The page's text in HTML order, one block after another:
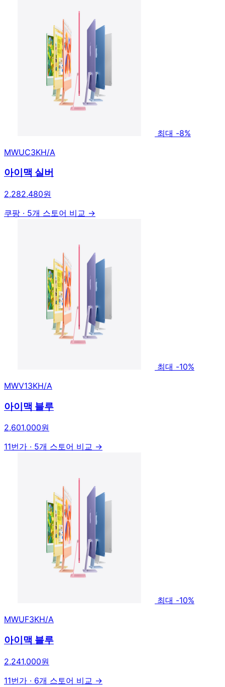
최대 -8%
MWUC3KH/A
아이맥 실버
2,282,480원
쿠팡 · 5개 스토어 비교 →
최대 -10%
MWV13KH/A
아이맥 블루
2,601,000원
11번가 · 5개 스토어 비교 →
최대 -10%
MWUF3KH/A
아이맥 블루
2,241,000원
11번가 · 6개 스토어 비교 →